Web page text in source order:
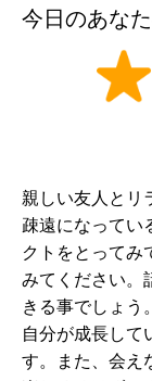
今日のあな
親しい友人とリ
疎遠になってい
クトをとってみ
みてください。
きる事でしょう
自分が成長して
す。また、会え